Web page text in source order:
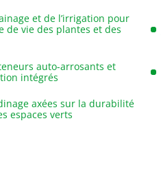
et de l’irrigation pour
de vie des plantes et des
auto-arrosants et
intégrés
axées sur la durabilité
espaces verts